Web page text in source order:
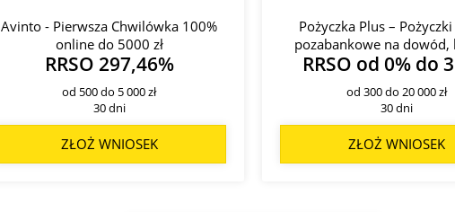
Avinto - Pierwsza Chwilówka 100%
online do 5000 zł
RRSO 297,46%
od 500 do 5 000 zł
30 dni
ZŁOŻ WNIOSEK
Pożyczka Plus –
pozabankowe na dowód,
RRSO od 0% do
od 300 do 20 000 zł
30 dni
ZŁOŻ WNIOSEK